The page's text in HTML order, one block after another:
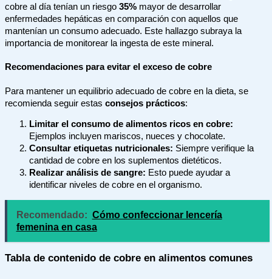
cobre al día tenían un riesgo 35% mayor de desarrollar
enfermedades hepáticas en comparación con aquellos que
mantenían un consumo adecuado. Este hallazgo subraya la
importancia de monitorear la ingesta de este mineral.
Recomendaciones para evitar el exceso de cobre
Para mantener un equilibrio adecuado de cobre en la dieta, se
recomienda seguir estas consejos prácticos:
Limitar el consumo de alimentos ricos en cobre:
Ejemplos incluyen mariscos, nueces y chocolate.
Consultar etiquetas nutricionales: Siempre verifique la
cantidad de cobre en los suplementos dietéticos.
Realizar análisis de sangre: Esto puede ayudar a
identificar niveles de cobre en el organismo.
Recomendado: Cómo confeccionar lencería
femenina en casa
Tabla de contenido de cobre en alimentos comunes